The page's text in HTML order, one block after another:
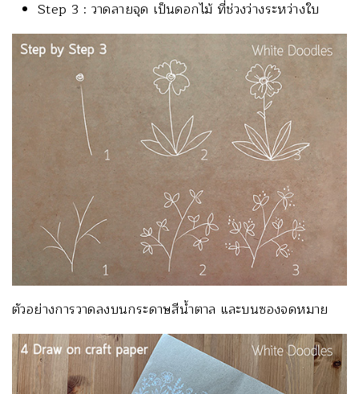
Step 3 : วาดลายจุด เป็นดอกไม้ ที่ช่วงว่างระหว่างใบ
ตัวอย่างการวาดลงบนกระดาษสีน้ำตาล และบนซองจดหมาย